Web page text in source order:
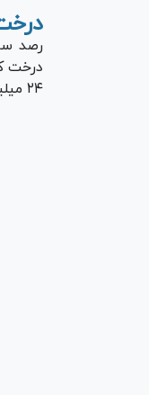
درخت
رصد
۲۴ میلیون تومان هزینه کنند.